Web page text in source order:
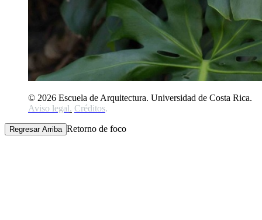
© 2026 Escuela de Arquitectura. Universidad de Costa Rica.
Aviso legal. Créditos.
Regresar Arriba Retorno de foco